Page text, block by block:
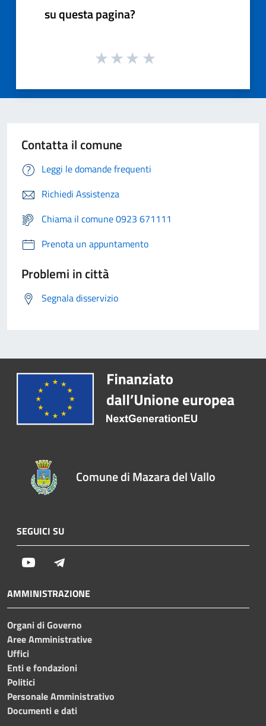
su questa pagina?
Contatta il comune
Leggi le domande frequenti
Richiedi Assistenza
Chiama il comune 0923 671111
Prenota un appuntamento
Problemi in città
Segnala disservizio
Comune di Mazara del Vallo
SEGUICI SU
Youtube
AMMINISTRAZIONE
Organi di Governo
Aree Amministrative
Uffici
Enti e fondazioni
Politici
Personale Amministrativo
Documenti e dati